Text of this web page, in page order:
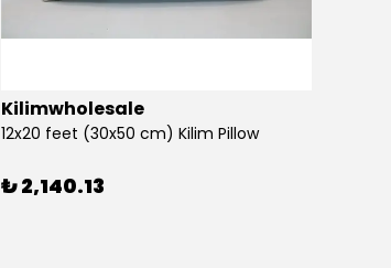
Kilimwholesale
12x20 feet (30x50 cm) Kilim Pillow
₺ 2,140.13